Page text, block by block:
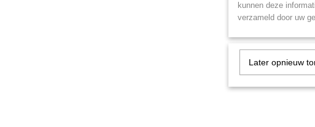
kunnen deze
verzameld door uw
Later opnieuw